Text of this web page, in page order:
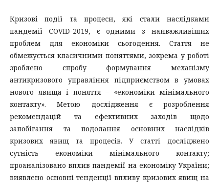
Кризові події та процеси, які стали наслідками
пандемії COVID-2019, є одними з найважливіших
проблем для економіки сьогодення. Стаття не
обмежується класичними поняттями, зокрема у роботі
зроблено спробу формування механізму
антикризового управління підприємством в умовах
нового явища і поняття – «економіки мінімального
контакту». Метою дослідження є розроблення
рекомендацій та ефективних заходів щодо
запобігання та подолання основних наслідків
кризових явищ та процесів. У статті досліджено
сутність економіки мінімального контакту;
проаналізовано вплив пандемії на економіку України;
виявлено основні тенденції впливу кризових явищ на